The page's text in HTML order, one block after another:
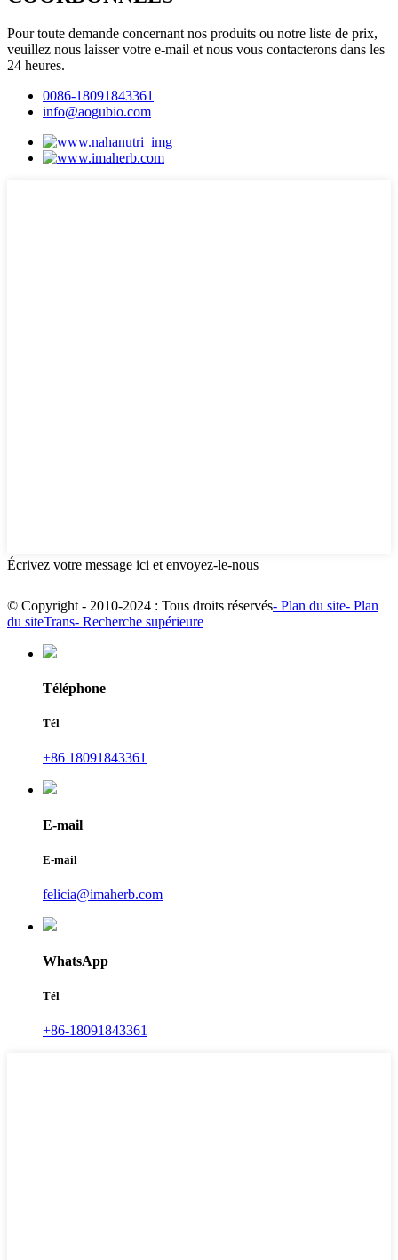
Pour toute demande concernant nos produits ou notre liste de prix,
veuillez nous laisser votre e-mail et nous vous contacterons dans les
24 heures.
0086-18091843361
info@aogubio.com
Écrivez votre message ici et envoyez-le-nous
© Copyright - 2010-2024 : Tous droits réservés- Plan du site- Plan
du siteTrans- Recherche supérieure
Téléphone
Tél
+86 18091843361
E-mail
E-mail
felicia@imaherb.com
WhatsApp
Tél
+86-18091843361